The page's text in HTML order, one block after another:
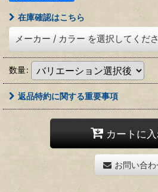
在庫確認はこちら
メーカー / カラー を選択してくだ
数量:
返品特約に関する重要事項
カートに
お問い合わ